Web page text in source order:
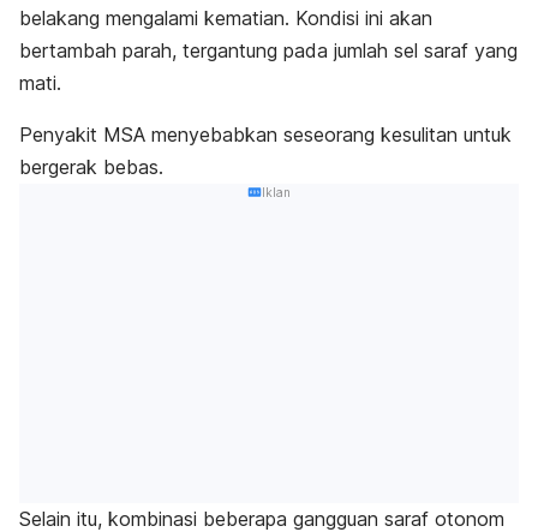
belakang mengalami kematian. Kondisi ini akan
bertambah parah, tergantung pada jumlah sel saraf yang
mati.
Penyakit MSA menyebabkan seseorang kesulitan untuk
bergerak bebas.
Iklan
Selain itu, kombinasi beberapa gangguan saraf otonom